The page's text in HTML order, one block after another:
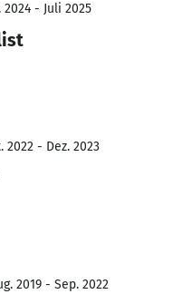
2024 - Juli 2025
2022 - Dez. 2023
2019 - Sep. 2022